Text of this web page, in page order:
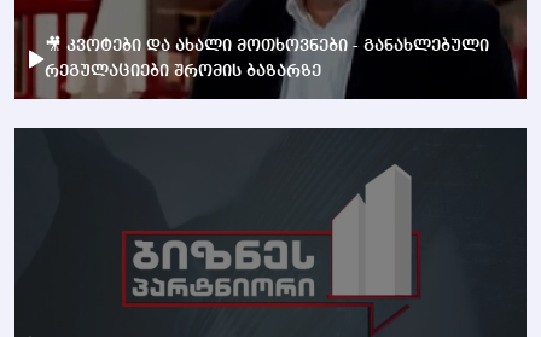
🎥 კვოტები და ახალი მოთხოვნები - განახლებული
რეგულაციები შრომის ბაზარზე